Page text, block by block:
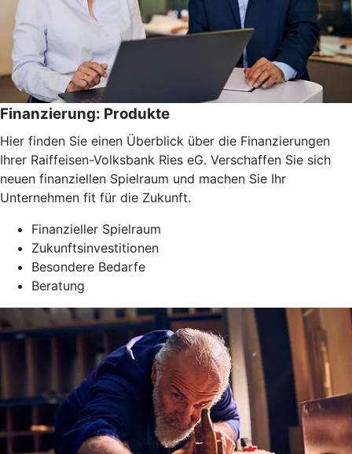
Finanzierung: Produkte
Hier finden Sie einen Überblick über die Finanzierungen
Ihrer Raiffeisen-Volksbank Ries eG. Verschaffen Sie sich
neuen finanziellen Spielraum und machen Sie Ihr
Unternehmen fit für die Zukunft.
Finanzieller Spielraum
Zukunftsinvestitionen
Besondere Bedarfe
Beratung